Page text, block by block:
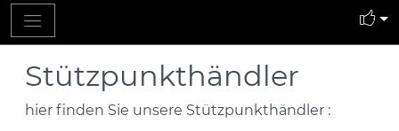
Stützpunkthändler
hier finden Sie unsere Stützpunkthändler :